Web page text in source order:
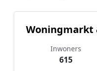
Woningmarkt
Inwoners
615